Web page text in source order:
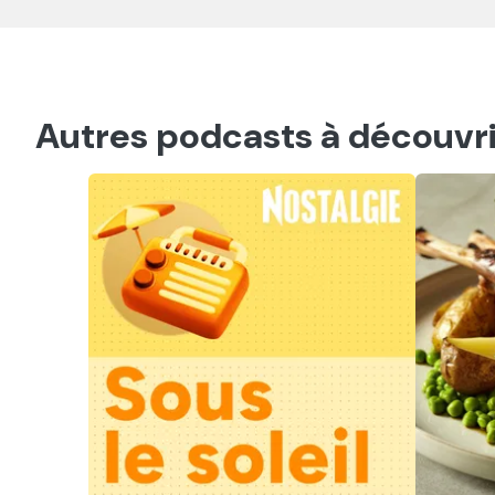
Autres podcasts à